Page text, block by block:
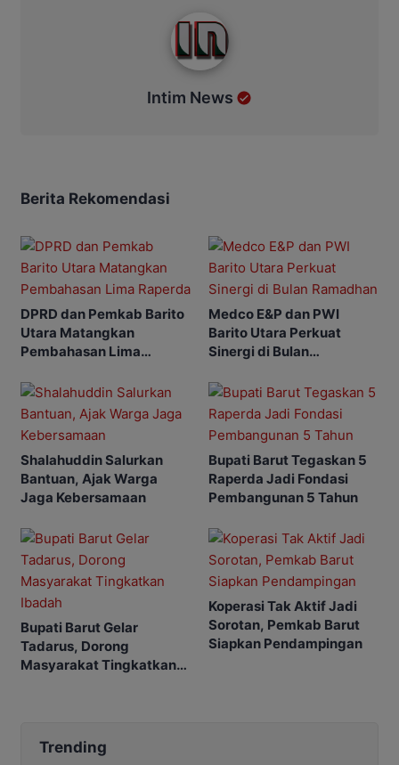
Intim News
Berita Rekomendasi
DPRD dan Pemkab Barito
Utara Matangkan
Pembahasan Lima
Medco E&P dan PWI
Barito Utara Perkuat
Sinergi di Bulan
Shalahuddin Salurkan
Bantuan, Ajak Warga
Jaga Kebersamaan
Bupati Barut Tegaskan 5
Raperda Jadi Fondasi
Pembangunan 5 Tahun
Bupati Barut Gelar
Tadarus, Dorong
Masyarakat Tingkatkan
Koperasi Tak Aktif Jadi
Sorotan, Pemkab Barut
Siapkan Pendampingan
Trending